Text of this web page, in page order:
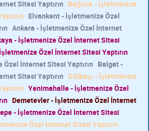
Sitesi Yaptırın Bağlıca - İşletmenize
Elvankent - İşletmenize Özel
Ankara - İşletmenize Özel İnternet
- İşletmenize Özel İnternet Sitesi
Özel İnternet Sitesi Yaptırın
İnternet Sitesi Yaptırın Balgat -
Sitesi Yaptırın Gölbaşı - İşletmenize
Yenimahalle - İşletmenize Özel
Demetevler - İşletmenize Özel İnternet
- İşletmenize Özel İnternet Sitesi
Özel İnternet Sitesi Yaptırın